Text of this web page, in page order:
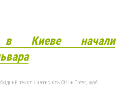
Киеве начали
текст і натисніть Ctrl + Enter, щоб